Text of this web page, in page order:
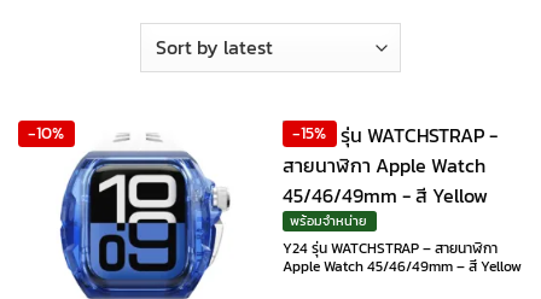
-10% -15%
พร้อมจำหน่าย
Y24 รุ่น WATCHSTRAP – สายนาฬิกา
Apple Watch 45/46/49mm – สี Yellow